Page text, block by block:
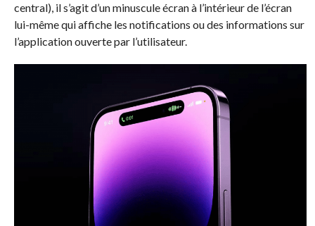
central), il s’agit d’un minuscule écran à l’intérieur de l’écran
lui-même qui affiche les notifications ou des informations sur
l’application ouverte par l’utilisateur.